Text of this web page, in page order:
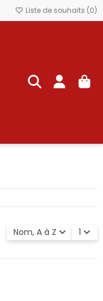
Liste de souhaits (0)
Nom, A à Z 1